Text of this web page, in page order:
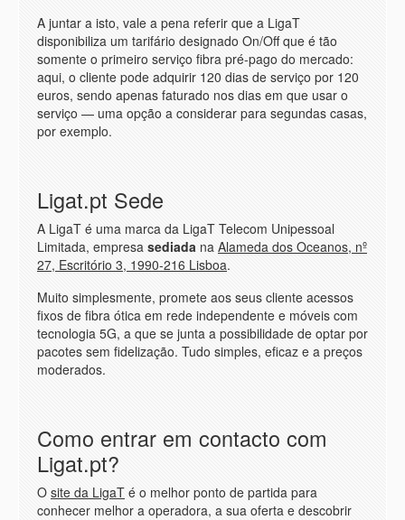
A juntar a isto, vale a pena referir que a LigaT
disponibiliza um tarifário designado On/Off que é tão
somente o primeiro serviço fibra pré-pago do mercado:
aqui, o cliente pode adquirir 120 dias de serviço por 120
euros, sendo apenas faturado nos dias em que usar o
serviço — uma opção a considerar para segundas casas,
por exemplo.
Ligat.pt Sede
A LigaT é uma marca da LigaT Telecom Unipessoal
Limitada, empresa sediada na Alameda dos Oceanos, nº
27, Escritório 3, 1990-216 Lisboa.
Muito simplesmente, promete aos seus cliente acessos
fixos de fibra ótica em rede independente e móveis com
tecnologia 5G, a que se junta a possibilidade de optar por
pacotes sem fidelização. Tudo simples, eficaz e a preços
moderados.
Como entrar em contacto com
Ligat.pt?
O site da LigaT é o melhor ponto de partida para
conhecer melhor a operadora, a sua oferta e descobrir